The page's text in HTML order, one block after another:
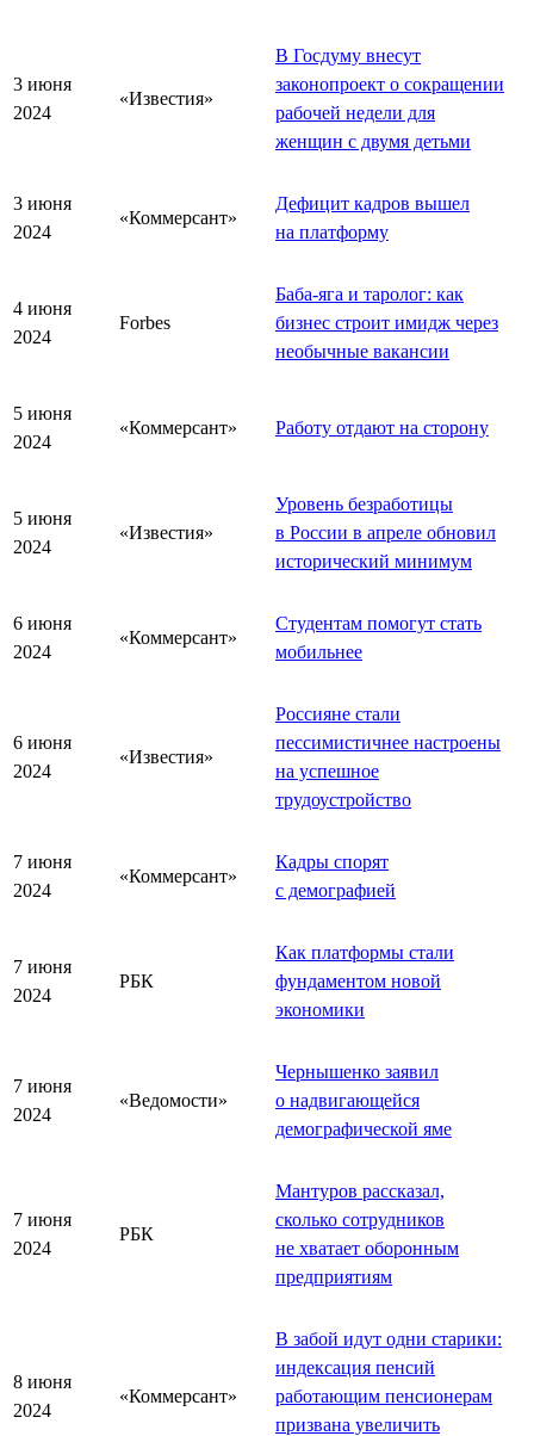
3 июня
2024
«Известия»
В Госдуму внесут
законопроект о сокращении
рабочей недели для
женщин с двумя детьми
3 июня
2024
«Коммерсант»
Дефицит кадров вышел
на платформу
4 июня
2024
Forbes
Баба-яга и таролог: как
бизнес строит имидж через
необычные вакансии
5 июня
2024
«Коммерсант» Работу отдают на сторону
5 июня
2024
«Известия»
Уровень безработицы
в России в апреле обновил
исторический минимум
6 июня
2024
«Коммерсант»
Студентам помогут стать
мобильнее
6 июня
2024
«Известия»
Россияне стали
пессимистичнее настроены
на успешное
трудоустройство
7 июня
2024
«Коммерсант»
Кадры спорят
с демографией
7 июня
2024
РБК
Как платформы стали
фундаментом новой
экономики
7 июня
2024
«Ведомости»
Чернышенко заявил
о надвигающейся
демографической яме
7 июня
2024
РБК
Мантуров рассказал,
сколько сотрудников
не хватает оборонным
предприятиям
8 июня
2024
«Коммерсант»
В забой идут одни старики:
индексация пенсий
работающим пенсионерам
призвана увеличить